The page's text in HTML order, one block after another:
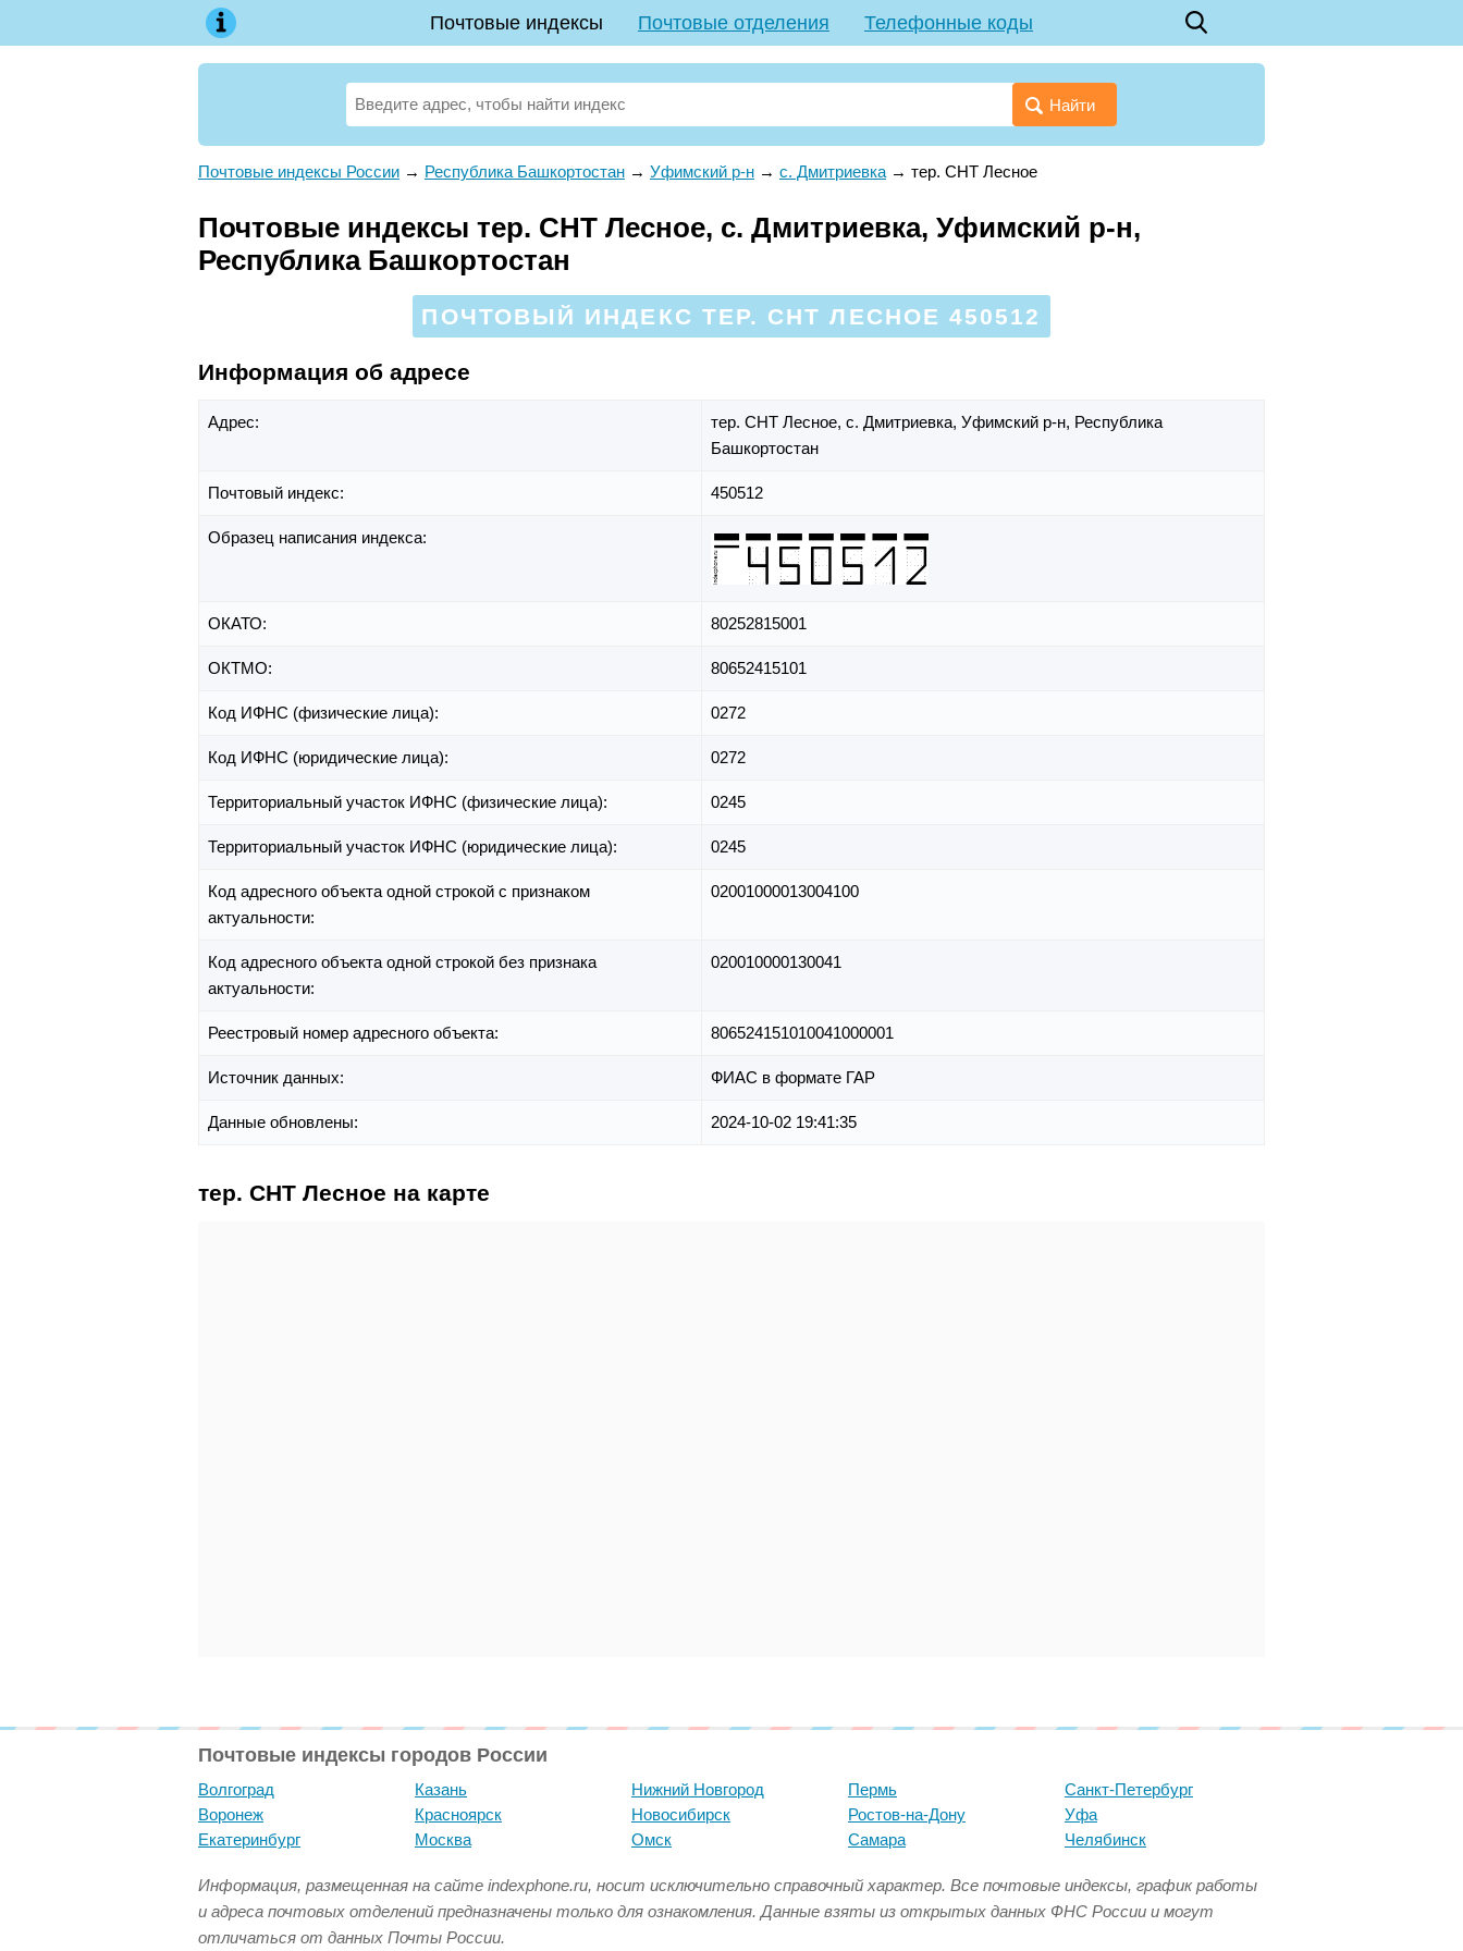
Почтовые индексы Почтовые отделения Телефонные коды
Найти
Почтовые индексы России → Республика Башкортостан → Уфимский р-н → с. Дмитриевка → тер. СНТ Лесное
Почтовые индексы тер. СНТ Лесное, с. Дмитриевка, Уфимский р-н,
Республика Башкортостан
ПОЧТОВЫЙ ИНДЕКС ТЕР. СНТ ЛЕСНОЕ 450512
Информация об адресе
Адрес: тер. СНТ Лесное, с. Дмитриевка, Уфимский р-н, Республика
Башкортостан
Почтовый индекс: 450512
Образец написания индекса:
ОКАТО: 80252815001
ОКТМО: 80652415101
Код ИФНС (физические лица): 0272
Код ИФНС (юридические лица): 0272
Территориальный участок ИФНС (физические лица): 0245
Территориальный участок ИФНС (юридические лица): 0245
Код адресного объекта одной строкой с признаком
актуальности:
02001000013004100
Код адресного объекта одной строкой без признака
актуальности:
020010000130041
Реестровый номер адресного объекта: 806524151010041000001
Источник данных: ФИАС в формате ГАР
Данные обновлены: 2024-10-02 19:41:35
тер. СНТ Лесное на карте
Почтовые индексы городов России
Волгоград
Воронеж
Екатеринбург
Казань
Красноярск
Москва
Нижний Новгород
Новосибирск
Омск
Пермь
Ростов-на-Дону
Самара
Санкт-Петербург
Уфа
Челябинск
Информация, размещенная на сайте indexphone.ru, носит исключительно справочный характер. Все почтовые индексы, график работы
и адреса почтовых отделений предназначены только для ознакомления. Данные взяты из открытых данных ФНС России и могут
отличаться от данных Почты России.